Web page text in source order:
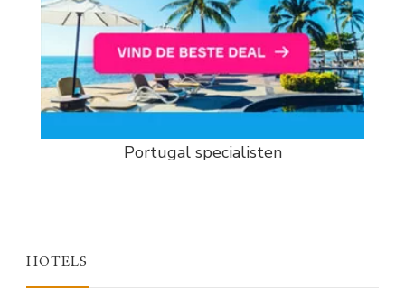
Portugal specialisten
HOTELS